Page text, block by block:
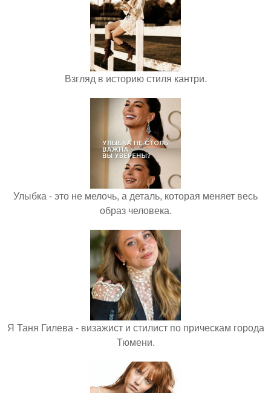
Взгляд в историю стиля кантри.
Улыбка - это не мелочь, а деталь, которая меняет весь
образ человека.
Я Таня Гилева - визажист и стилист по прическам города
Тюмени.